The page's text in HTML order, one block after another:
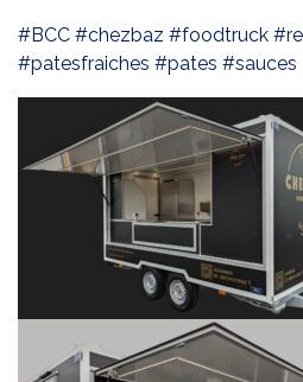
#BCC #chezbaz #foodtruck #
#patesfraiches #pates #sauces